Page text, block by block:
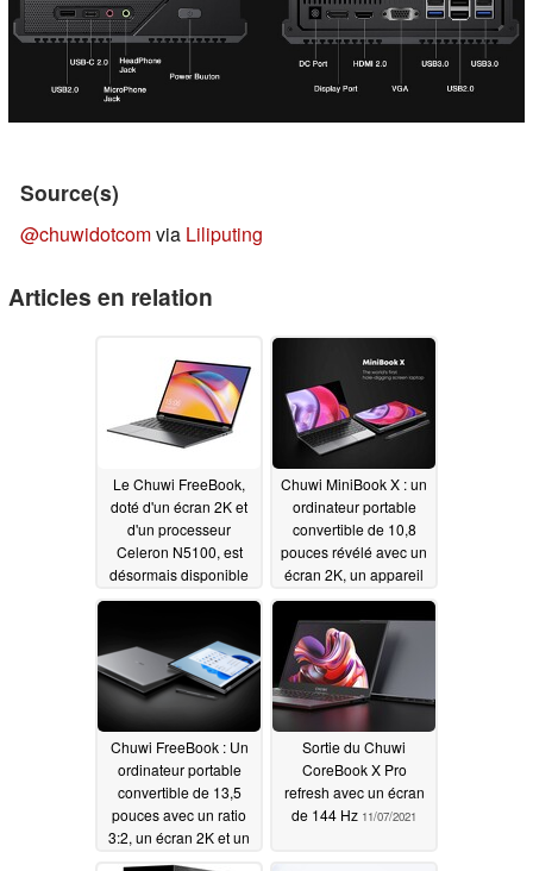
Source(s)
@chuwidotcomvia Liliputing
Articles en relation
Le Chuwi FreeBook,
doté d'un écran 2K et
d'un processeur
Celeron N5100, est
désormais disponible
au prix de 549,99 USD
Chuwi MiniBook X : un
ordinateur portable
convertible de 10,8
pouces révélé avec un
écran 2K, un appareil
photo perforé et un
processeur Celeron
N510012/22/2021
Chuwi FreeBook : Un
ordinateur portable
convertible de 13,5
pouces avec un ratio
3:2, un écran 2K et un
processeur Intel Jasper
Sortie du Chuwi
CoreBook X Pro
refresh avec un écran
de 144 Hz 11/07/2021